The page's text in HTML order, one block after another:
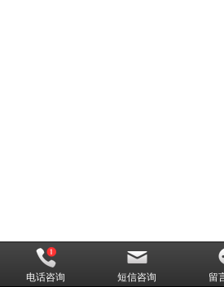
电话咨询 短信咨询 留